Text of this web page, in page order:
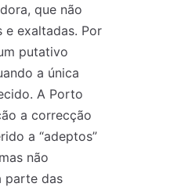
que não
e exaltadas. Por
putativo
a única
A Porto
a correcção
a “adeptos”
não
parte das